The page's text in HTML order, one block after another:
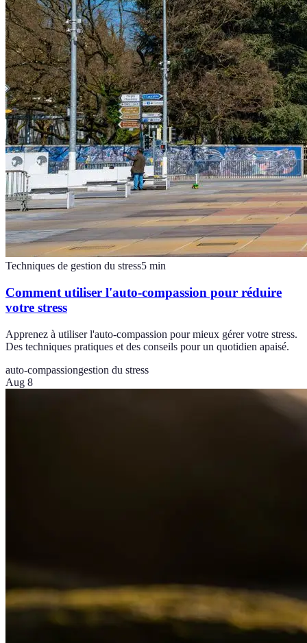
Techniques de gestion du stress5 min
Comment utiliser l'auto-compassion pour réduire
votre stress
Apprenez à utiliser l'auto-compassion pour mieux gérer votre stress.
Des techniques pratiques et des conseils pour un quotidien apaisé.
auto-compassiongestion du stress
Aug 8